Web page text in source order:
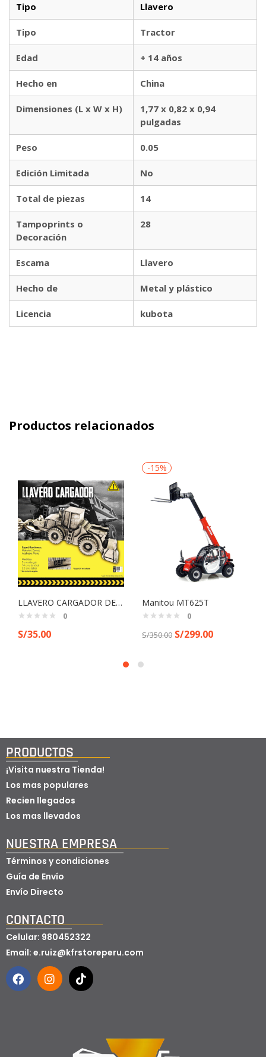
Tipo Llavero
Tipo Tractor
Edad + 14 años
Hecho en China
Dimensiones (L x W x H)
1,77 x 0,82 x 0,94
pulgadas
Peso 0.05
Edición Limitada No
Total de piezas 14
Tampoprints o
Decoración
28
Escama Llavero
Hecho de Metal y plástico
Licencia kubota
Productos relacionados
LLAVERO CARGADOR DE RUEDAS CATERPILLAR
0
S/35.00
-15%
Manitou MT625T
0
S/350.00 S/299.00
PRODUCTOS
¡Visita nuestra Tienda!
Los mas populares
Recien llegados
Los mas llevados
NUESTRA EMPRESA​
Términos y condiciones
Guía de Envío
Envío Directo
CONTACTO
Celular: 980452322
Email: e.ruiz@kfrstoreperu.com